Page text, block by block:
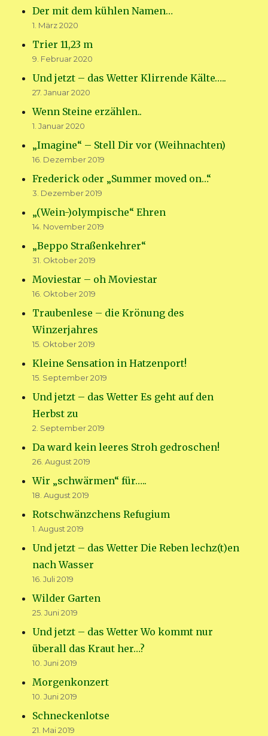
Der mit dem kühlen Namen…
1. März 2020
Trier 11,23 m
9. Februar 2020
Und jetzt – das Wetter Klirrende Kälte…..
27. Januar 2020
Wenn Steine erzählen..
1. Januar 2020
„Imagine“ – Stell Dir vor (Weihnachten)
16. Dezember 2019
Frederick oder „Summer moved on…“
3. Dezember 2019
„(Wein-)olympische“ Ehren
14. November 2019
„Beppo Straßenkehrer“
31. Oktober 2019
Moviestar – oh Moviestar
16. Oktober 2019
Traubenlese – die Krönung des
Winzerjahres
15. Oktober 2019
Kleine Sensation in Hatzenport!
15. September 2019
Und jetzt – das Wetter Es geht auf den
Herbst zu
2. September 2019
Da ward kein leeres Stroh gedroschen!
26. August 2019
Wir „schwärmen“ für…..
18. August 2019
Rotschwänzchens Refugium
1. August 2019
Und jetzt – das Wetter Die Reben lechz(t)en
nach Wasser
16. Juli 2019
Wilder Garten
25. Juni 2019
Und jetzt – das Wetter Wo kommt nur
überall das Kraut her…?
10. Juni 2019
Morgenkonzert
10. Juni 2019
Schneckenlotse
21. Mai 2019